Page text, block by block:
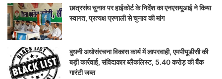
छात्रसंघ चुनाव पर हाईकोर्ट के निर्देश का एनएसयूआई ने किया
स्वागत, प्रत्यक्ष प्रणाली से चुनाव की मांग
बुधनी अधोसंरचना विकास कार्य में लापरवाही, एमपीयूडीसी की
बड़ी कार्रवाई, संविदाकार ब्लैकलिस्ट, 5.40 करोड़ की बैंक
गारंटी जब्त